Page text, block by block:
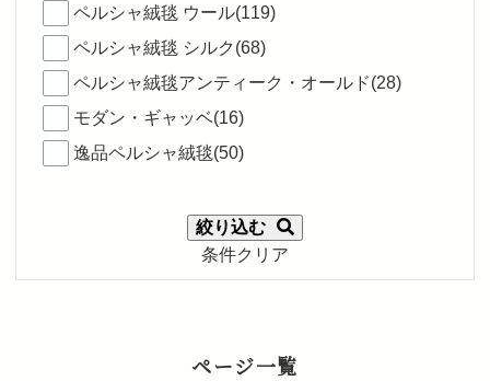
ペルシャ絨毯 ウール(119)
ペルシャ絨毯 シルク(68)
ペルシャ絨毯アンティーク・オールド(28)
モダン・ギャッベ(16)
逸品ペルシャ絨毯(50)
絞り込む
条件クリア
ページ一覧